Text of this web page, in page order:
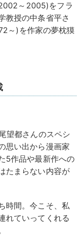
～2005)をフラ
教授の中条省平さ
～)を作家の夢枕獏
望都さんのスペシ
思い出から漫画家
5作品や最新作への
たまらない内容が
時間。今こそ、私
れていってくれる